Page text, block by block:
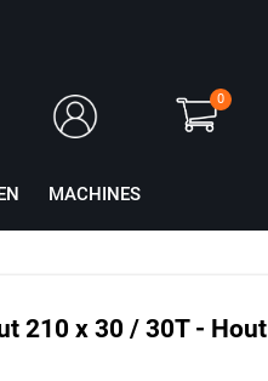
MACHINES
0
210 x 30 / 30T - Hout